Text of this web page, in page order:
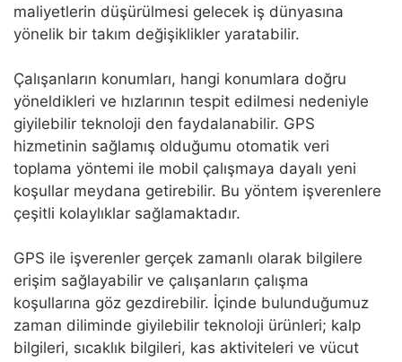
maliyetlerin düşürülmesi gelecek iş dünyasına
yönelik bir takım değişiklikler yaratabilir.
Çalışanların konumları, hangi konumlara doğru
yöneldikleri ve hızlarının tespit edilmesi nedeniyle
giyilebilir teknoloji den faydalanabilir. GPS
hizmetinin sağlamış olduğumu otomatik veri
toplama yöntemi ile mobil çalışmaya dayalı yeni
koşullar meydana getirebilir. Bu yöntem işverenlere
çeşitli kolaylıklar sağlamaktadır.
GPS ile işverenler gerçek zamanlı olarak bilgilere
erişim sağlayabilir ve çalışanların çalışma
koşullarına göz gezdirebilir. İçinde bulunduğumuz
zaman diliminde giyilebilir teknoloji ürünleri; kalp
bilgileri, sıcaklık bilgileri, kas aktiviteleri ve vücut